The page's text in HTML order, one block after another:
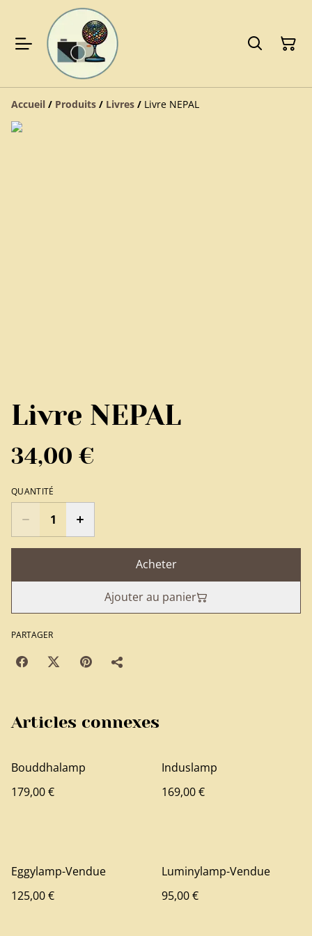
Accueil / Produits / Livres / Livre NEPAL
Livre NEPAL
34,00 €
QUANTITÉ
Acheter
Ajouter au panier
PARTAGER
Articles connexes
Bouddhalamp
179,00 €
Induslamp
169,00 €
Eggylamp-Vendue
125,00 €
Luminylamp-Vendue
95,00 €